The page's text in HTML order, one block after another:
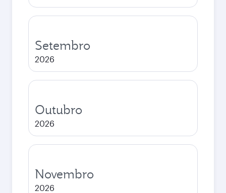
Setembro
2026
Outubro
2026
Novembro
2026